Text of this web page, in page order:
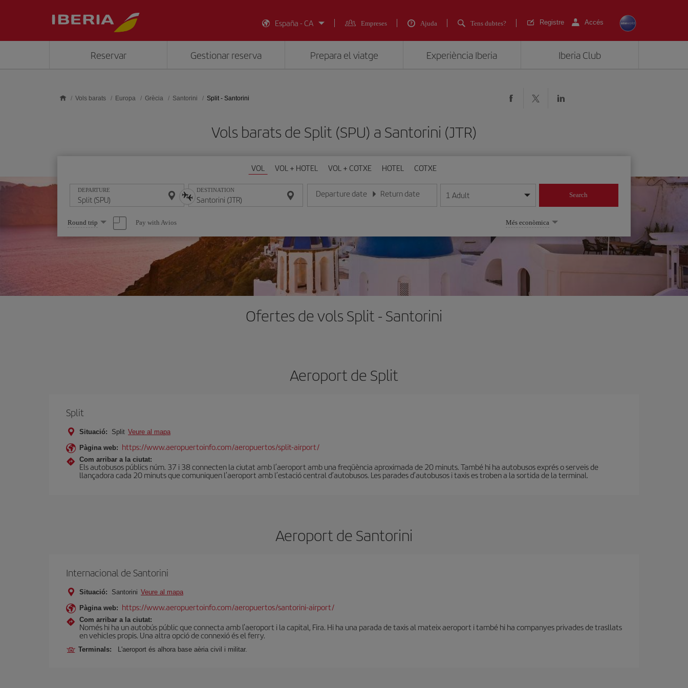
España - CA
Empreses Ajuda Tens dubtes? Registre Accés
Reservar Gestionar reserva Prepara el viatge Experiència Iberia Iberia Club
Vols barats Europa Grècia Santorini Split - Santorini
Vols barats de Split (SPU) a Santorini (JTR)
VOL VOL + HOTEL VOL + COTXE HOTEL COTXE
DEPARTURE DESTINATION Departure date
Introduce la fecha en format dia/mes/any
Return date
Introduce la fecha en format dia/mes/any
1 Adult Search
Select
one
option
Round trip Pay with Avios Més econòmica
Ofertes de vols Split - Santorini
Aeroport de Split
Split
Situació: Split Veure al mapa
Pàgina web: https://www.aeropuertoinfo.com/aeropuertos/split-airport/
Com arribar a la ciutat:
Els autobusos públics núm. 37 i 38 connecten la ciutat amb l’aeroport amb una freqüència aproximada de 20 minuts. També hi ha autobusos exprés o serveis de
llançadora cada 20 minuts que comuniquen l’aeroport amb l’estació central d’autobusos. Les parades d’autobusos i taxis es troben a la sortida de la terminal.
Aeroport de Santorini
Internacional de Santorini
Situació: Santorini Veure al mapa
Pàgina web: https://www.aeropuertoinfo.com/aeropuertos/santorini-airport/
Com arribar a la ciutat:
Només hi ha un autobús públic que connecta amb l'aeroport i la capital, Fira. Hi ha una parada de taxis al mateix aeroport i també hi ha companyes privades de trasllats
en vehicles propis. Una altra opció de connexió és el ferry.
Terminals: L'aeroport és alhora base aèria civil i militar.